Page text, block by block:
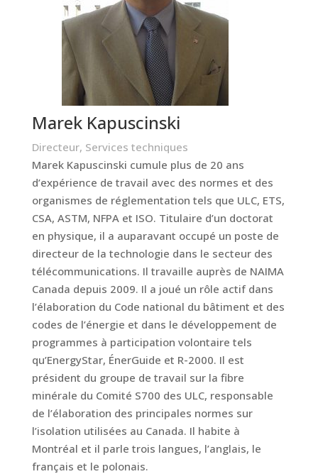
Marek Kapuscinski
Directeur, Services techniques
Marek Kapuscinski cumule plus de 20 ans
d’expérience de travail avec des normes et des
organismes de réglementation tels que ULC, ETS,
CSA, ASTM, NFPA et ISO. Titulaire d’un doctorat
en physique, il a auparavant occupé un poste de
directeur de la technologie dans le secteur des
télécommunications. Il travaille auprès de NAIMA
Canada depuis 2009. Il a joué un rôle actif dans
l’élaboration du Code national du bâtiment et des
codes de l’énergie et dans le développement de
programmes à participation volontaire tels
qu’EnergyStar, ÉnerGuide et R-2000. Il est
président du groupe de travail sur la fibre
minérale du Comité S700 des ULC, responsable
de l’élaboration des principales normes sur
l’isolation utilisées au Canada. Il habite à
Montréal et il parle trois langues, l’anglais, le
français et le polonais.